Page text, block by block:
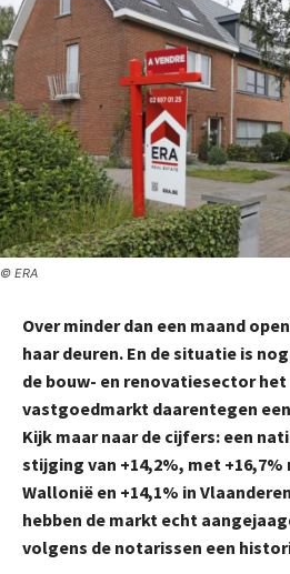
© ERA
Over minder dan een maand
haar deuren. En de situatie is
de bouw- en renovatiesector
vastgoedmarkt daarentegen
Kijk maar naar de cijfers: een
stijging van +14,2%, met
Wallonië en +14,1% in
hebben de markt echt
volgens de notarissen een